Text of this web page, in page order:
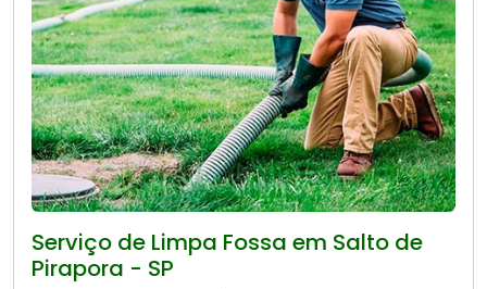
Serviço de Limpa Fossa em Salto de
Pirapora - SP